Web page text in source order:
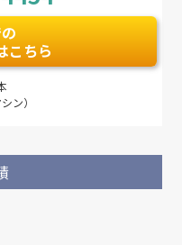
こちら
ン）